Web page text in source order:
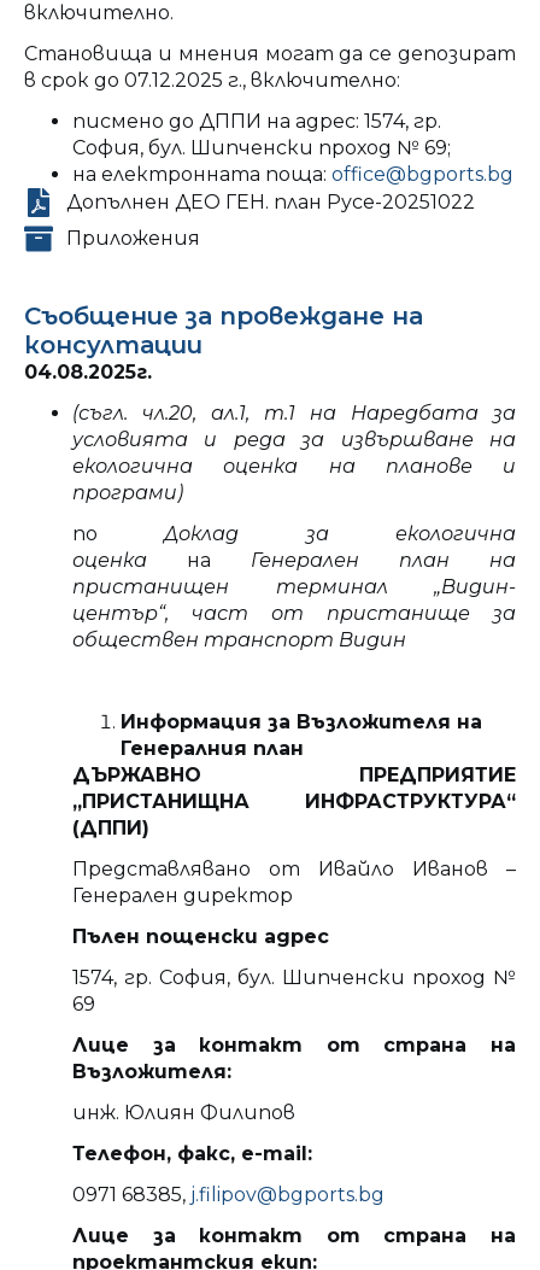
включително.
Становища и мнения могат да се депозират
в срок до 07.12.2025 г., включително:
писмено до ДППИ на адрес: 1574, гр.
София, бул. Шипченски проход № 69;
на електронната поща: office@bgports.bg
Допълнен ДЕО ГЕН. план Русе-20251022
Приложения
Съобщение за провеждане на
консултации
04.08.2025г.
(съгл. чл.20, ал.1, т.1 на Наредбата за
условията и реда за извършване на
екологична оценка на планове и
програми)
поДоклад за екологична
оценка на Генерален план на
пристанищен терминал „Видин-
център“, част от пристанище за
обществен транспорт Видин
Информация за Възложителя на
Генералния план
ДЪРЖАВНО ПРЕДПРИЯТИЕ
„ПРИСТАНИЩНА ИНФРАСТРУКТУРА“
(ДППИ)
Представлявано от Ивайло Иванов –
Генерален директор
Пълен пощенски адрес
1574, гр. София, бул. Шипченски проход №
69
Лице за контакт от страна на
Възложителя:
инж. Юлиян Филипов
Телефон, факс, e-mail:
0971 68385, j.filipov@bgports.bg
Лице за контакт от страна на
проектантския екип: